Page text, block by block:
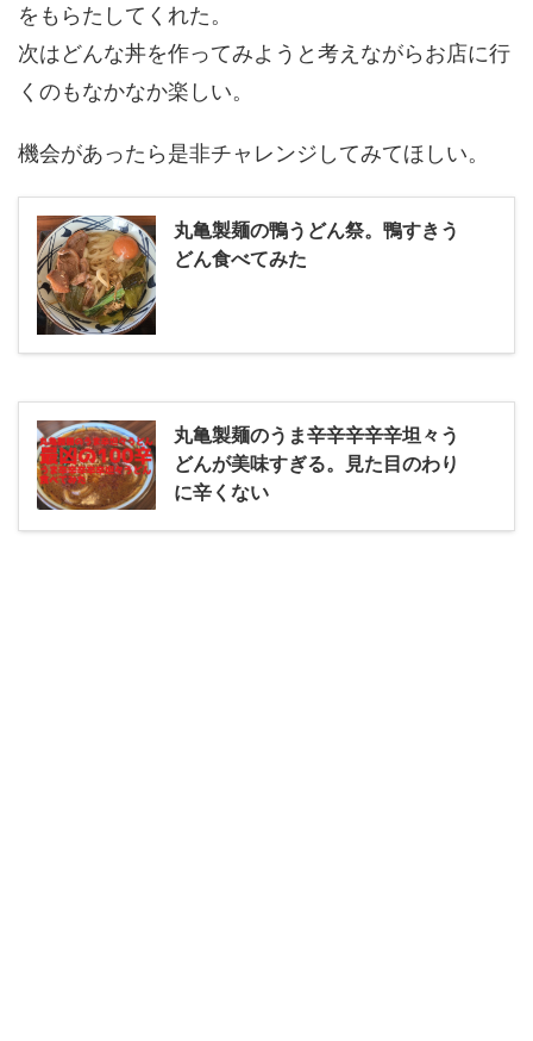
をもらたしてくれた。
次はどんな丼を作ってみようと考えながらお店に行
くのもなかなか楽しい。
機会があったら是非チャレンジしてみてほしい。
丸亀製麺の鴨うどん祭。鴨すきう
どん食べてみた
丸亀製麺のうま辛辛辛辛辛坦々う
どんが美味すぎる。見た目のわり
に辛くない